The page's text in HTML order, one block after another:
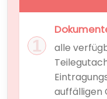
alle
auffälligen